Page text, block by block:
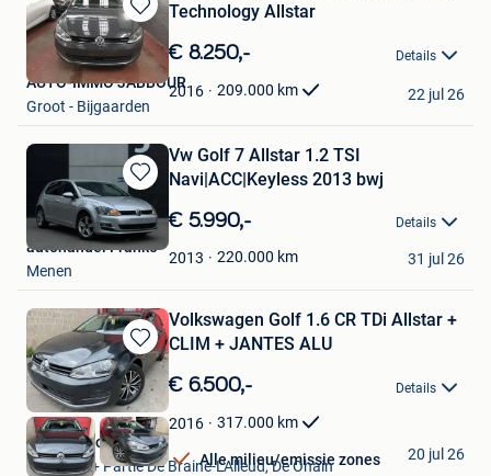
Bewaren
in
Mijn
Favorieten
Technology Allstar
€ 8.250,- Details
2016 209.000 km
AUTO-IMMO JABBOUR
Groot - Bijgaarden
22 jul 26
Bewaren
in
Mijn
Favorieten
Vw Golf 7 Allstar 1.2 TSI
Navi|ACC|Keyless 2013 bwj
€ 5.990,- Details
2013 220.000 km
autohandel Franko
Menen
31 jul 26
Bewaren
in
Mijn
Favorieten
Volkswagen Golf 1.6 CR TDi Allstar +
CLIM + JANTES ALU
€ 6.500,- Details
2016 317.000 km
Alle milieu/emissie zones
Class Motors
Waterloo + Partie De Braine-L'Alleud, De Ohain
20 jul 26